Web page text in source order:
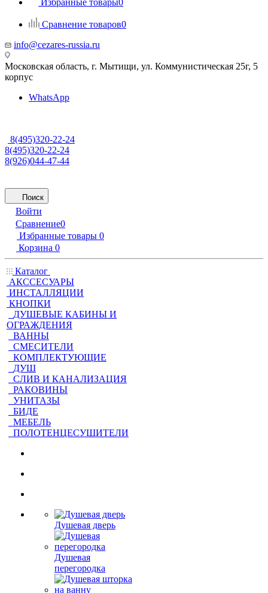
Избранные товары0
Сравнение товаров0
info@cezares-russia.ru
Московская область, г. Мытищи, ул. Коммунистическая 25г, 5
корпус
WhatsApp
8(495)320-22-24
8(495)320-22-24
8(926)044-47-44
Поиск
Войти
Сравнение0
Избранные товары 0
Корзина 0
Каталог
АКССЕСУАРЫ
ИНСТАЛЛЯЦИИ
КНОПКИ
ДУШЕВЫЕ КАБИНЫ И
ОГРАЖДЕНИЯ
ВАННЫ
СМЕСИТЕЛИ
КОМПЛЕКТУЮЩИЕ
ДУШ
СЛИВ И КАНАЛИЗАЦИЯ
РАКОВИНЫ
УНИТАЗЫ
БИДЕ
МЕБЕЛЬ
ПОЛОТЕНЦЕСУШИТЕЛИ
Душевая дверь
Душевая
перегородка